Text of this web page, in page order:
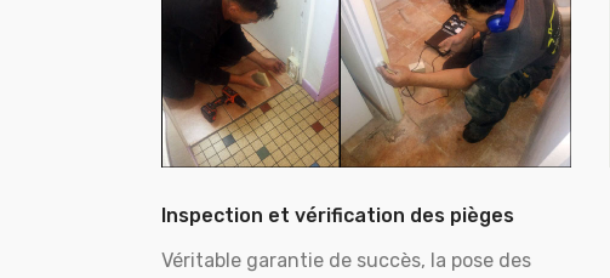
Inspection et vérification des pièges
Véritable garantie de succès, la pose des